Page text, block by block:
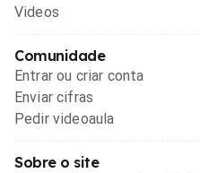
Videos
Comunidade
Entrar ou criar conta
Enviar cifras
Pedir videoaula
Sobre o site